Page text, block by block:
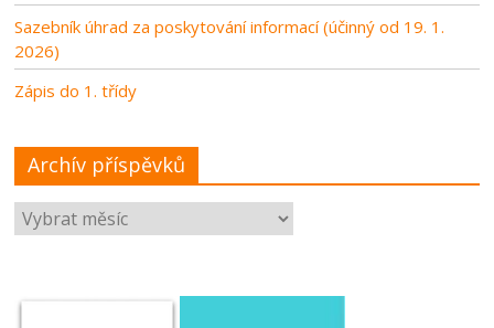
Sazebník úhrad za poskytování informací (účinný od 19. 1.
2026)
Zápis do 1. třídy
Archív příspěvků